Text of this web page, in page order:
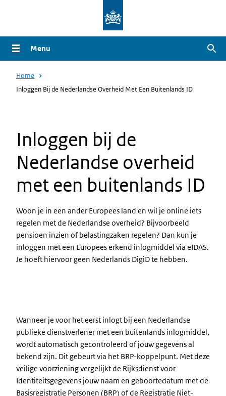
naar
de
gaan
Menu
Home
Inloggen Bij de Nederlandse Overheid Met Een Buitenlands ID
Inloggen bij de
Nederlandse overheid
met een buitenlands ID
Woon je in een ander Europees land en wil je online iets
regelen met de Nederlandse overheid? Bijvoorbeeld
pensioen inzien of belastingzaken regelen? Dan kun je
inloggen met een Europees erkend inlogmiddel via eIDAS.
Je hoeft hiervoor geen Nederlands DigiD te hebben.
Wanneer je voor het eerst inlogt bij een Nederlandse
publieke dienstverlener met een buitenlands inlogmiddel,
wordt automatisch gecontroleerd of jouw gegevens al
bekend zijn. Dit gebeurt via het BRP-koppelpunt. Met deze
veilige voorziening vergelijkt de Rijksdienst voor
Identiteitsgegevens jouw naam en geboortedatum met de
Basisregistratie Personen (BRP) of de Registratie Niet-